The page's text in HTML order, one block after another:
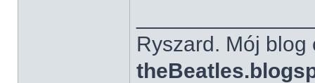
Ryszard. Mój